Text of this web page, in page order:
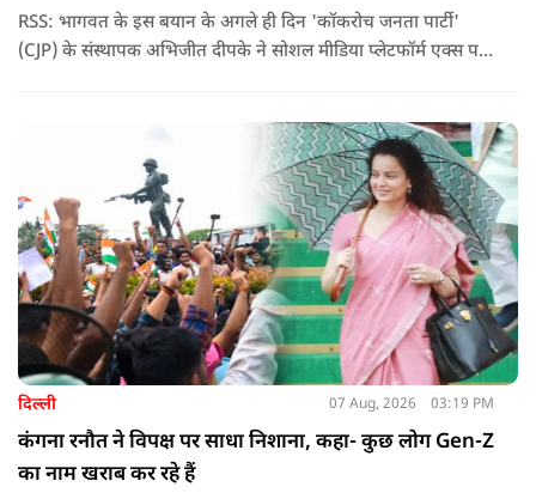
RSS: भागवत के इस बयान के अगले ही दिन 'कॉकरोच जनता पार्टी'
(CJP) के संस्थापक अभिजीत दीपके ने सोशल मीडिया प्लेटफॉर्म एक्स पर
दिल्ली 07 Aug, 2026 03:19 PM
कंगना रनौत ने विपक्ष पर साधा निशाना, कहा- कुछ लोग Gen-Z
का नाम खराब कर रहे हैं